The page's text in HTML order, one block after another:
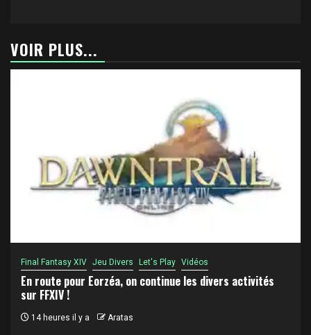
VOIR PLUS...
Final Fantasy XIV Jeu Divers Let's Play Vidéos
En route pour Eorzéa, on continue les divers activités
sur FFXIV !
14 heures il y a Aratas